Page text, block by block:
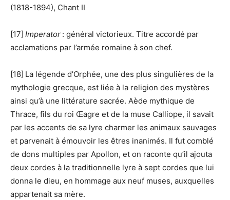
(1818-1894), Chant II
[17] Imperator : général victorieux. Titre accordé par
acclamations par l’armée romaine à son chef.
[18] La légende d’Orphée, une des plus singulières de la
mythologie grecque, est liée à la religion des mystères
ainsi qu’à une littérature sacrée. Aède mythique de
Thrace, fils du roi Œagre et de la muse Calliope, il savait
par les accents de sa lyre charmer les animaux sauvages
et parvenait à émouvoir les êtres inanimés. Il fut comblé
de dons multiples par Apollon, et on raconte qu’il ajouta
deux cordes à la traditionnelle lyre à sept cordes que lui
donna le dieu, en hommage aux neuf muses, auxquelles
appartenait sa mère.